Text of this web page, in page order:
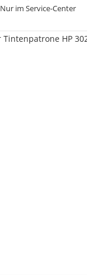
Nur im Service-Center